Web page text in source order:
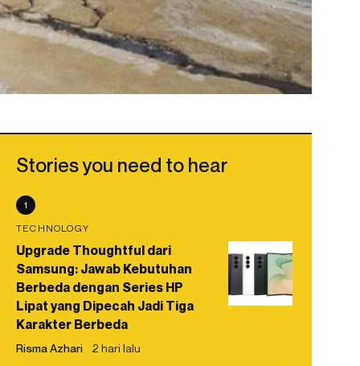
Stories you need to hear
1
TECHNOLOGY
Upgrade Thoughtful dari
Samsung: Jawab Kebutuhan
Berbeda dengan Series HP
Lipat yang Dipecah Jadi Tiga
Karakter Berbeda
Risma Azhari 2 hari lalu